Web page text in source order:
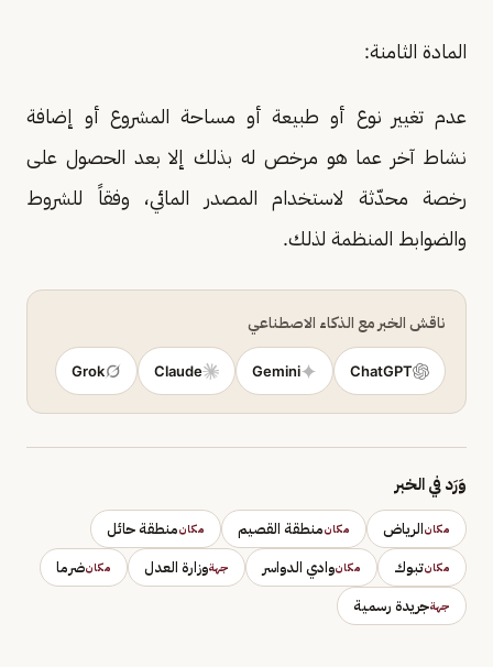
المادة الثامنة:
عدم تغيير نوع أو طبيعة أو مساحة المشروع أو إضافة
نشاط آخر عما هو مرخص له بذلك إلا بعد الحصول على
رخصة محدّثة لاستخدام المصدر المائي، وفقاً للشروط
والضوابط المنظمة لذلك.
ناقش الخبر مع الذكاء الاصطناعي
ChatGPT
Gemini
Claude
Grok
وَرَد في الخبر
مكانالرياض مكانمنطقة القصيم مكانمنطقة حائل
مكانتبوك مكانوادي الدواسر جهةوزارة العدل مكانضرما
جهةجريدة رسمية